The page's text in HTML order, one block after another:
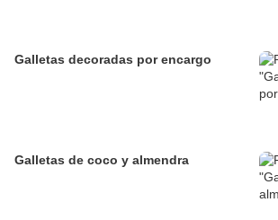
Galletas decoradas por encargo
Galletas de coco y almendra